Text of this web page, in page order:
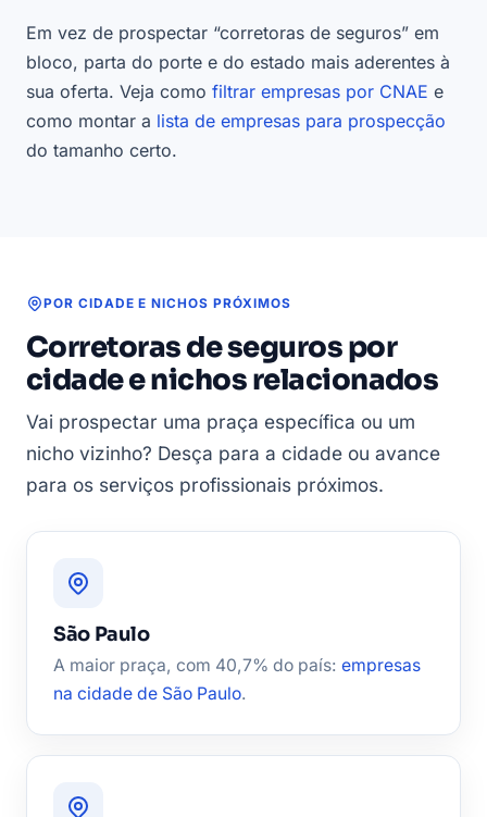
de
corretoras
de
seguros
—
Em vez de prospectar “corretoras de seguros” em
bloco, parta do porte e do estado mais aderentes à
sua oferta. Veja como filtrar empresas por CNAE e
como montar a lista de empresas para prospecção
do tamanho certo.
POR CIDADE E NICHOS PRÓXIMOS
Corretoras de seguros por
cidade e nichos relacionados
Vai prospectar uma praça específica ou um
nicho vizinho? Desça para a cidade ou avance
para os serviços profissionais próximos.
São Paulo
A maior praça, com 40,7% do país: empresas
na cidade de São Paulo.